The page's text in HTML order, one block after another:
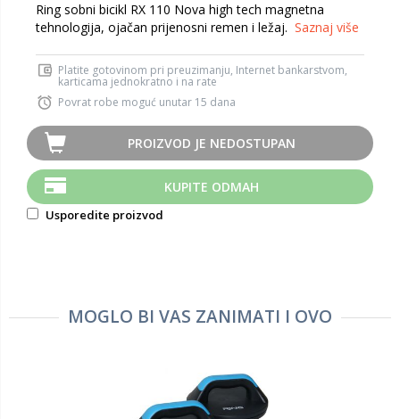
Ring sobni bicikl RX 110 Nova high tech magnetna
tehnologija, ojačan prijenosni remen i ležaj. Saznaj više
Platite gotovinom pri preuzimanju, Internet bankarstvom,
karticama jednokratno i na rate
Povrat robe moguć unutar 15 dana
PROIZVOD JE NEDOSTUPAN
KUPITE ODMAH
Usporedite proizvod
MOGLO BI VAS ZANIMATI I OVO